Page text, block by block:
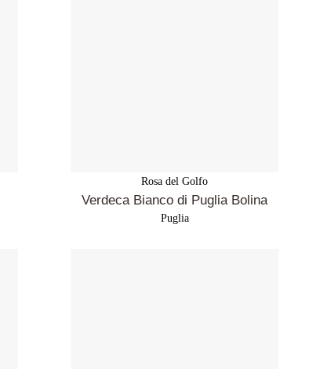
Rosa del Golfo
Verdeca Bianco di Puglia Bolina
Puglia